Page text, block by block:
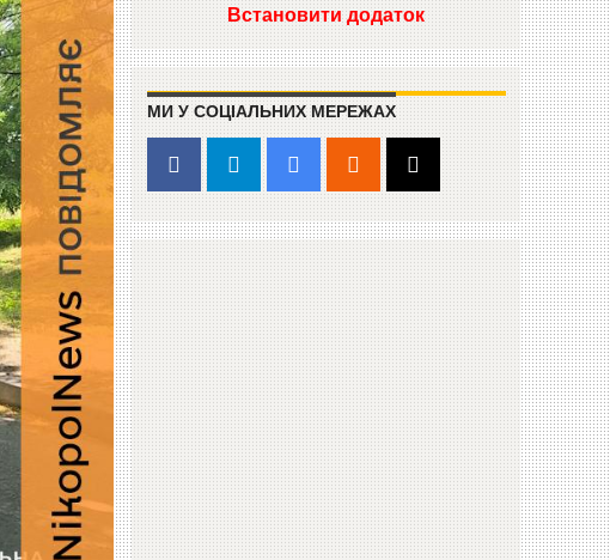
Встановити додаток
МИ У СОЦІАЛЬНИХ МЕРЕЖАХ